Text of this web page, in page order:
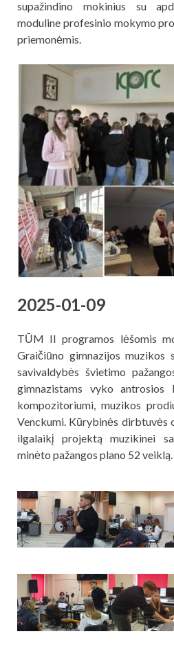
supažindino mokinius su
moduline profesinio mokymo
priemonėmis.
2025-01-09
TŪM II programos lėšomis
Graičiūno gimnazijos muzikos
savivaldybės švietimo
gimnazistams vyko
kompozitoriumi, muzikos
Venckumi. Kūrybinės dirbtuvės
ilgalaikį projektą muzikinei
minėto pažangos plano 52 veiklą.